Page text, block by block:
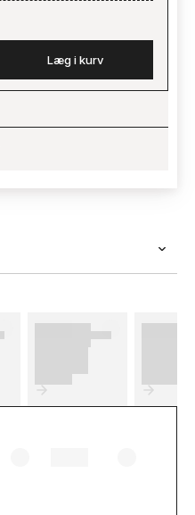
Wallpassion
Læg i kurv